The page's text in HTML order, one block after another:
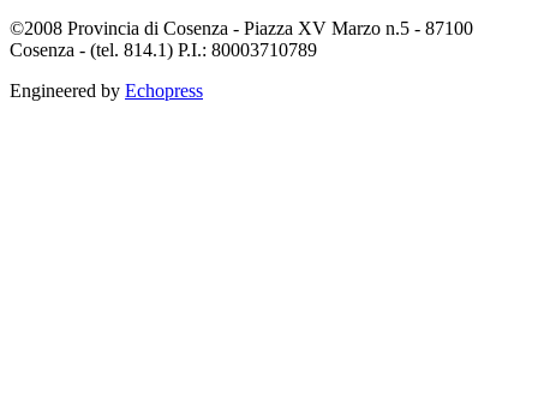
©2008 Provincia di Cosenza - Piazza XV Marzo n.5 - 87100
Cosenza - (tel. 814.1) P.I.: 80003710789
Engineered by Echopress